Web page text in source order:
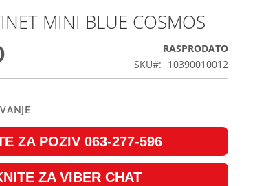
MINI BLUE COSMOS
RASPRODATO
SKU
10390010012
ZA POZIV 063-277-596
ZA VIBER CHAT